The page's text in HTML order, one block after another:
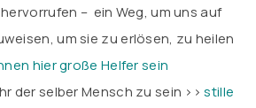
– ein Weg, um uns auf
um sie zu erlösen, zu heilen
hier große Helfer sein
der selber Mensch zu sein >>stille